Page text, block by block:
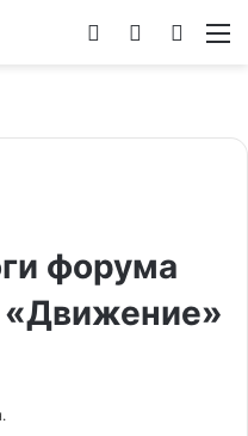
Switch
Войти
форума